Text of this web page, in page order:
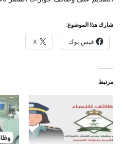
شارك هذا الموضوع:
فيس بوك X
مرتبط